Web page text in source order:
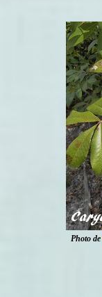
Photo de